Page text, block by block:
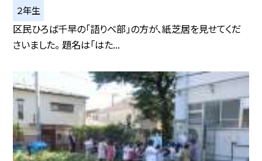
２年生
区民ひろば千早の「語りべ部」の方が、紙芝居を見せてくだ
さいました。 題名は「はた...